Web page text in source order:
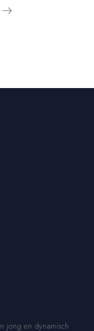
jong en dynamisch